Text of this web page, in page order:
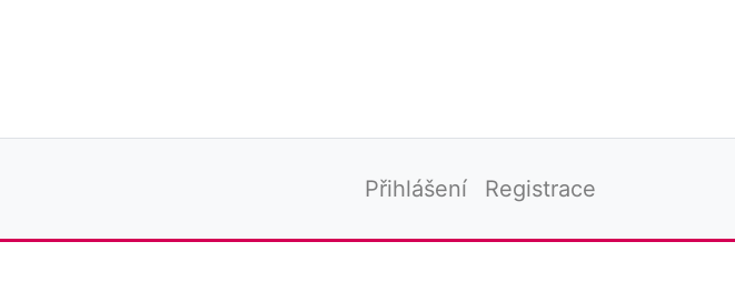
Přihlášení Registrace